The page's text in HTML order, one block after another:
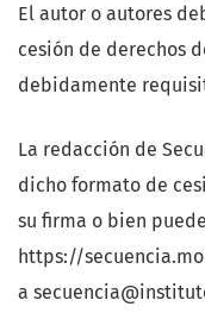
El autor o autores
cesión de derechos
debidamente
La redacción de
dicho formato de
su firma o bien
https://
a